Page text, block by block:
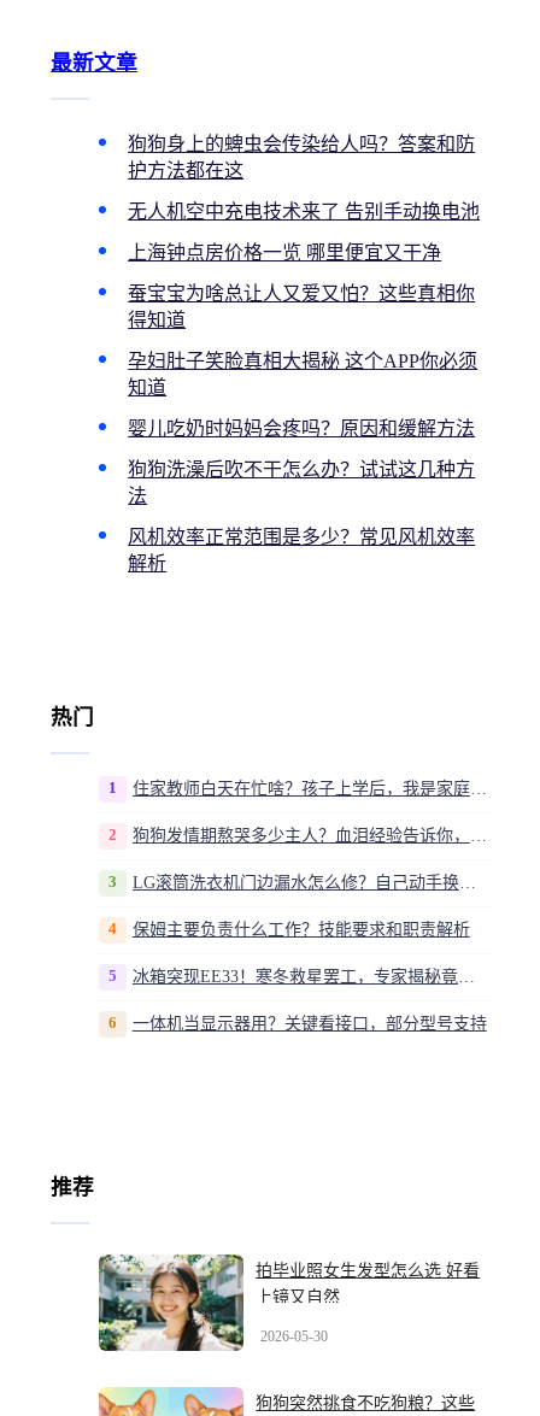
最新文章
狗狗身上的蜱虫会传染给人吗？答案和防
护方法都在这
无人机空中充电技术来了 告别手动换电池
上海钟点房价格一览 哪里便宜又干净
蚕宝宝为啥总让人又爱又怕？这些真相你
得知道
孕妇肚子笑脸真相大揭秘 这个APP你必须
知道
婴儿吃奶时妈妈会疼吗？原因和缓解方法
狗狗洗澡后吹不干怎么办？试试这几种方
法
风机效率正常范围是多少？常见风机效率
解析
热门
1 住家教师白天在忙啥？孩子上学后，我是家庭运营官
2
3 LG滚筒洗衣机门边漏水怎么修？自己动手换密封圈教程视频
4 保姆主要负责什么工作？技能要求和职责解析
5 冰箱突现EE33！寒冬救星罢工，专家揭秘竟是无解故障？
6 一体机当显示器用？关键看接口，部分型号支持
推荐
拍毕业照女生发型怎么选 好看
上镜又自然
2026-05-30
狗狗突然挑食不吃狗粮？这些